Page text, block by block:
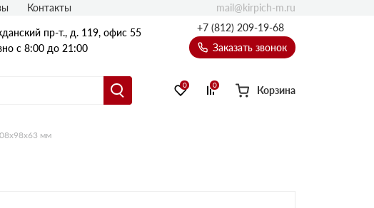
пр-т., д. 119, офис 55
с 8:00 до 21:00
+7 (812) 209-19-68
Заказать звонок
0 0 Корзина
Контакты mail@kirpich-m.ru
мм